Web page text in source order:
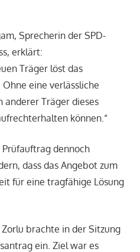
Sprecherin der SPD-
erklärt:
Träger löst das
eine verlässliche
anderer Träger dieses
können.“
dennoch
dass das Angebot zum
für eine tragfähige Lösung
brachte in der Sitzung
ein. Ziel war es